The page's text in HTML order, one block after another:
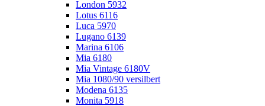
London 5932
Lotus 6116
Luca 5970
Lugano 6139
Marina 6106
Mia 6180
Mia Vintage 6180V
Mia 1080/90 versilbert
Modena 6135
Monita 5918